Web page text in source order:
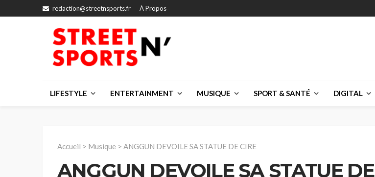
redaction@streetnsports.fr À Propos
LIFESTYLE ENTERTAINMENT MUSIQUE SPORT & SANTÉ DIGITAL
Accueil > Musique > ANGGUN DEVOILE SA STATUE DE CIRE
ANGGUN DEVOILE SA STATUE DE